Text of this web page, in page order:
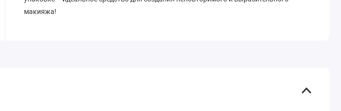
макияжа!